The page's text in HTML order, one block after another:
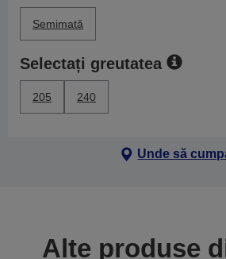
Semimată
Selectați greutatea
205 240
Unde să
Alte produse